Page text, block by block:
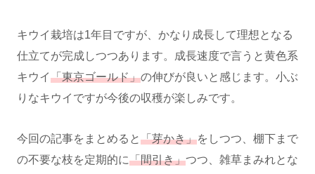
キウイ栽培は1年目ですが、かなり成長して理想となる
仕立てが完成しつつあります。成長速度で言うと黄色系
キウイ「東京ゴールド」の伸びが良いと感じます。小ぶ
りなキウイですが今後の収穫が楽しみです。
今回の記事をまとめると「芽かき」をしつつ、棚下まで
の不要な枝を定期的に「間引き」つつ、雑草まみれとな